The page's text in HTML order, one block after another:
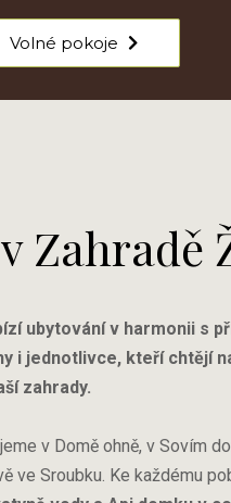
Volné pokoje
Zahradě
ubytování v harmonii s
i jednotlivce, kteří chtějí
zahrady.
v Domě ohně, v Sovím
ve Sroubku. Ke každému